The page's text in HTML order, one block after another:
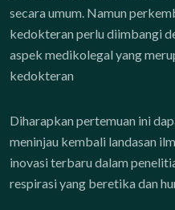
secara umum. Namun
kedokteran perlu diimbangi
aspek medikolegal yang
kedokteran
Diharapkan pertemuan ini
meninjau kembali landasan
inovasi terbaru dalam
respirasi yang beretika dan